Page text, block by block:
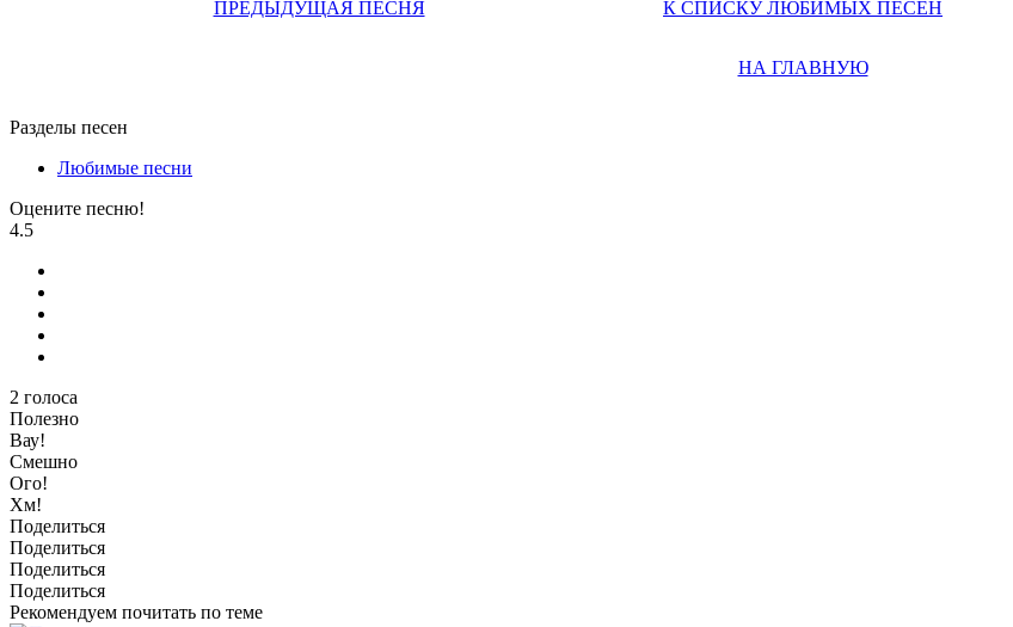
ПРЕДЫДУЩАЯ ПЕСНЯ К СПИСКУ ЛЮБИМЫХ ПЕСЕН
НА ГЛАВНУЮ
Разделы песен
Любимые песни
Оцените песню!
4.5
2 голоса
Полезно
Вау!
Смешно
Ого!
Хм!
Поделиться
Поделиться
Поделиться
Поделиться
Рекомендуем почитать по теме